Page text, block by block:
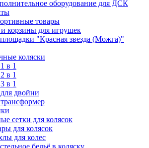
оборудование для ДСК
товары
корзины для игрушек
"Красная звезда (Можга)"
коляски
в 1
в 1
в 1
двойни
сетки для колясок
для колясок
для колес
бельё в коляску